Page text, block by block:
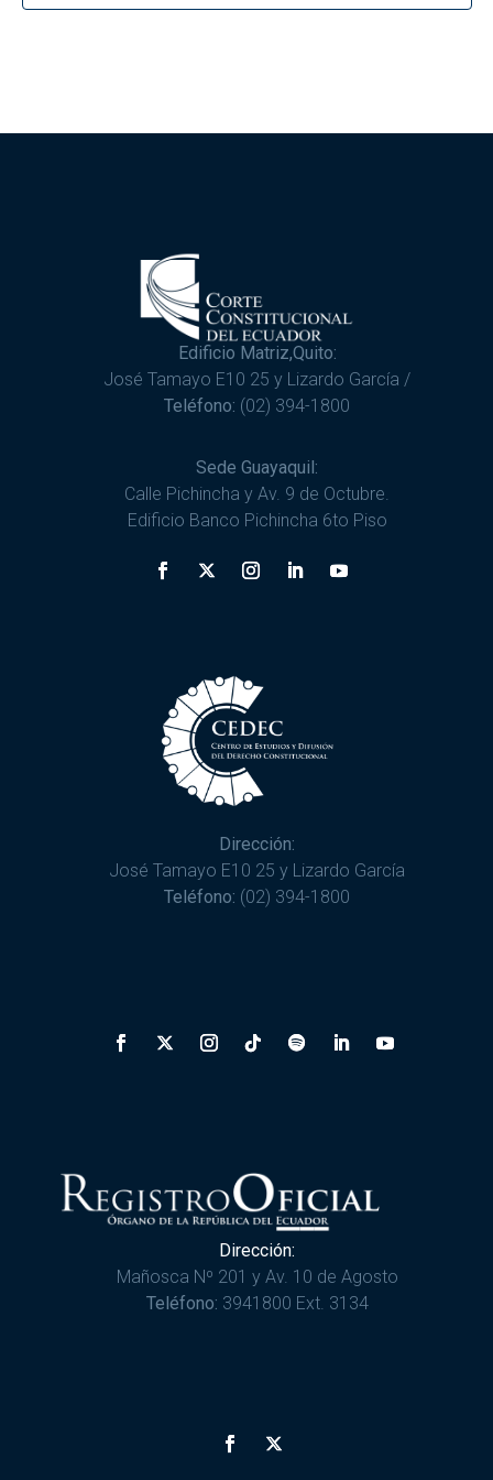
Edificio Matriz,Quito:
José Tamayo E10 25 y Lizardo García /
Teléfono: (02) 394-1800
Sede Guayaquil:
Calle Pichincha y Av. 9 de Octubre.
Edificio Banco Pichincha 6to Piso
Dirección:
José Tamayo E10 25 y Lizardo García
Teléfono: (02) 394-1800
Dirección:
Mañosca Nº 201 y Av. 10 de Agosto
Teléfono: 3941800 Ext. 3134